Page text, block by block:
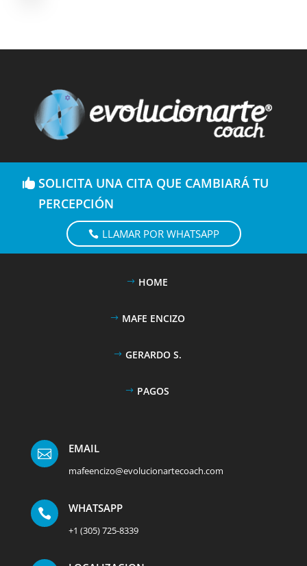
SOLICITA UNA CITA QUE CAMBIARÁ TU
PERCEPCIÓN
LLAMAR POR WHATSAPP
HOME
MAFE ENCIZO
GERARDO S.
PAGOS
 EMAIL
mafeencizo@evolucionartecoach.com
 WHATSAPP
+1 (305) 725-8339